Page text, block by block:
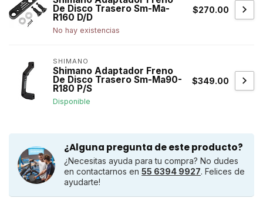
De Disco Trasero Sm-Ma-
R160 D/D
No hay existencias
$270.00
SHIMANO
Shimano Adaptador Freno
De Disco Trasero Sm-Ma90-
R180 P/S
Disponible
$349.00
¿Alguna pregunta de este producto?
¿Necesitas ayuda para tu compra? No dudes
en contactarnos en 55 6394 9927. Felices de
ayudarte!